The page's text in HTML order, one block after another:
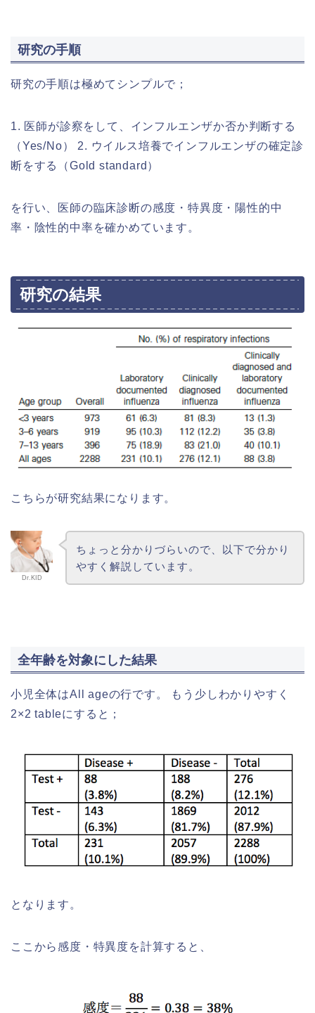
研究の手順
研究の手順は極めてシンプルで；
1. 医師が診察をして、インフルエンザか否か判断する
（Yes/No） 2. ウイルス培養でインフルエンザの確定診
断をする（Gold standard）
を行い、医師の臨床診断の感度・特異度・陽性的中
率・陰性的中率を確かめています。
研究の結果
こちらが研究結果になります。
Dr.KID
ちょっと分かりづらいので、以下で分かり
やすく解説しています。
全年齢を対象にした結果
小児全体はAll ageの行です。 もう少しわかりやすく
2×2 tableにすると；
となります。
ここから感度・特異度を計算すると、